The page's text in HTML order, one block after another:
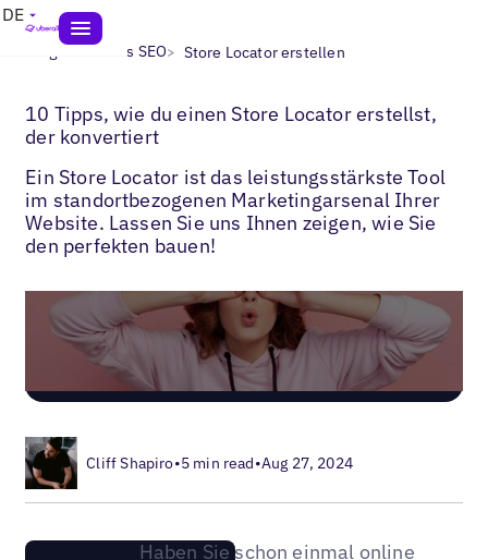
DE
Blogs> Lokales SEO> Store Locator erstellen
10 Tipps, wie du einen Store Locator erstellst,
der konvertiert
Ein Store Locator ist das leistungsstärkste Tool
im standortbezogenen Marketingarsenal Ihrer
Website. Lassen Sie uns Ihnen zeigen, wie Sie
den perfekten bauen!
Cliff Shapiro•5 min read•Aug 27, 2024
Haben Sie schon einmal online